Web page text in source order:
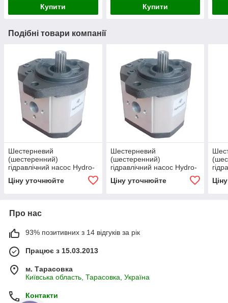
Купити Купити
Подібні товари компанії
Шестерневий
(шестеренний)
гідравлічний насос Hydro-
Ціну уточнюйте
Шестерневий
(шестеренний)
гідравлічний насос Hydro-
Ціну уточнюйте
Про нас
93% позитивних з 14 відгуків за рік
Працює з 15.03.2013
м. Тарасовка
Київська область, Тарасовка, Україна
Контакти